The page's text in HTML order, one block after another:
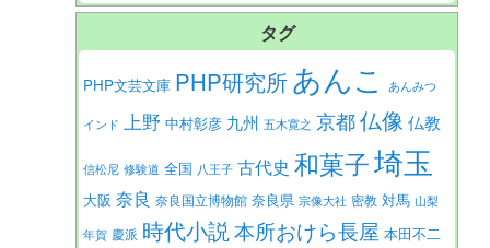
タグ
PHP文芸文庫 PHP研究所あんこ あんみつ
インド 上野 中村彰彦 九州 五木寛之 京都仏像 仏教
信松尼 修験道 全国 八王子 古代史 和菓子埼玉
大阪 奈良 奈良国立博物館 奈良県 宗像大社 密教 対馬 山梨
年賀 慶派 時代小説本所おけら長屋 本田不二